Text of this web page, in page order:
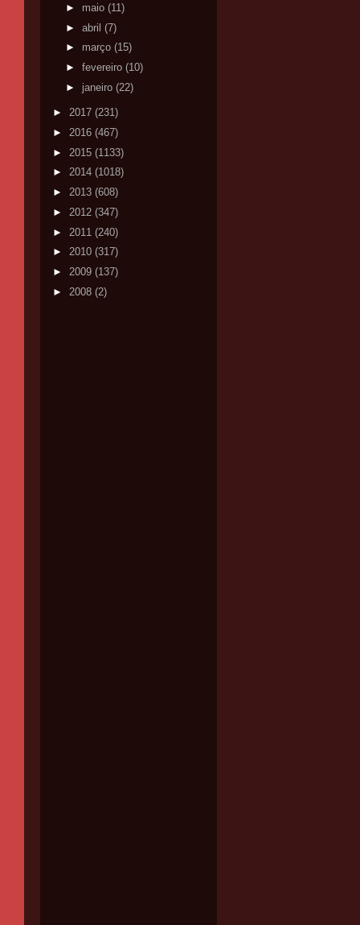
► maio (11)
► abril (7)
► março (15)
► fevereiro (10)
► janeiro (22)
► 2017 (231)
► 2016 (467)
► 2015 (1133)
► 2014 (1018)
► 2013 (608)
► 2012 (347)
► 2011 (240)
► 2010 (317)
► 2009 (137)
► 2008 (2)